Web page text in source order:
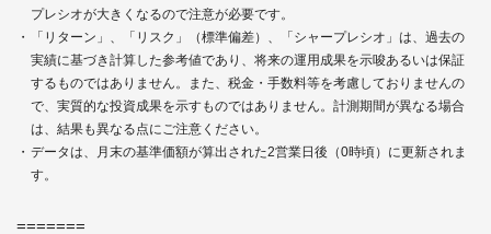
プレシオが大きくなるので注意が必要です。
「リターン」、「リスク」（標準偏差）、「シャープレシオ」は、過去の
実績に基づき計算した参考値であり、将来の運用成果を示唆あるいは保証
するものではありません。また、税金・手数料等を考慮しておりませんの
で、実質的な投資成果を示すものではありません。計測期間が異なる場合
は、結果も異なる点にご注意ください。
データは、月末の基準価額が算出された2営業日後（0時頃）に更新されま
す。
=======